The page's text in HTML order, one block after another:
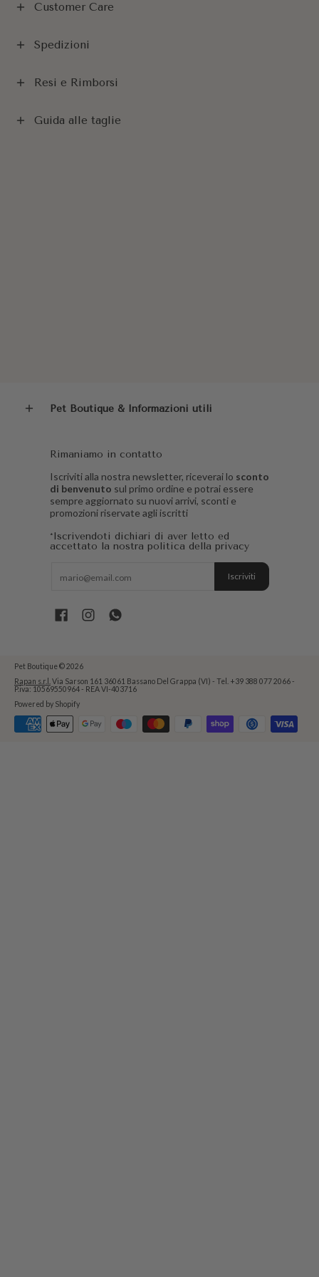
Customer Care
Spedizioni
Resi e Rimborsi
Guida alle taglie
Pet Boutique & Informazioni utili
Rimaniamo in contatto
Iscriviti alla nostra newsletter, riceverai lo sconto
di benvenuto sul primo ordine e potrai essere
sempre aggiornato su nuovi arrivi, sconti e
promozioni riservate agli iscritti
*Iscrivendoti dichiari di aver letto ed
accettato la nostra politica della privacy
Iscriviti
Pet Boutique© 2026
Rapan s.r.l.
Via Sarson 161 36061 Bassano Del Grappa (VI) - Tel. +39 388 077 2066 -
P.iva: 10569550964 - REA VI-403716
Powered by Shopify